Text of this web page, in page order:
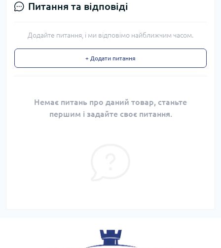
Питання та відповіді
Додайте питання, і ми відповімо найближчим часом.
+ Додати питання
Немає питань про даний товар, станьте
першим і задайте своє питання.